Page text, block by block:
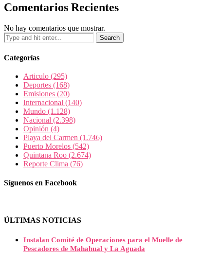
Comentarios Recientes
No hay comentarios que mostrar.
Categorías
Articulo (295)
Deportes (168)
Emisiones (20)
Internacional (140)
Mundo (1.128)
Nacional (2.398)
Opinión (4)
Playa del Carmen (1.746)
Puerto Morelos (542)
Quintana Roo (2.674)
Reporte Clima (76)
Síguenos en Facebook
ÚLTIMAS NOTICIAS
Instalan Comité de Operaciones para el Muelle de
Pescadores de Mahahual y La Aguada